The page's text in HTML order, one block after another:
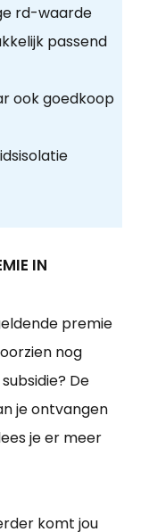
rd-waarde
passend
ook goedkoop
IN
premie
nog
De
je ontvangen
je er meer
komt jou